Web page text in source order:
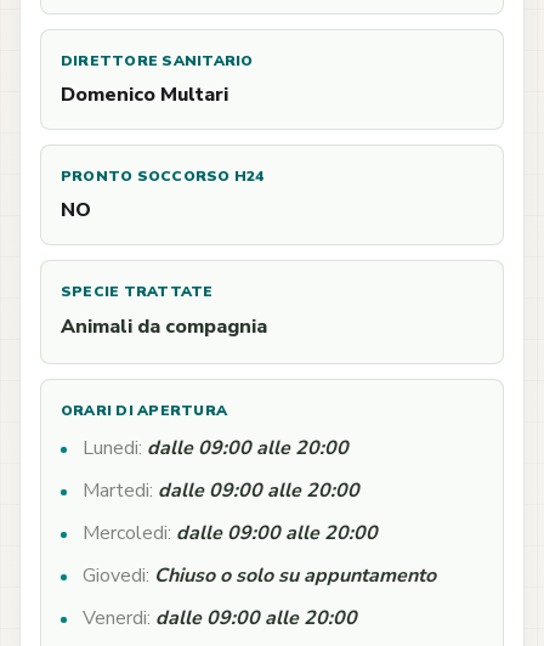
DIRETTORE SANITARIO
Domenico Multari
PRONTO SOCCORSO H24
NO
SPECIE TRATTATE
Animali da compagnia
ORARI DI APERTURA
Lunedi: dalle 09:00 alle 20:00
Martedi: dalle 09:00 alle 20:00
Mercoledi: dalle 09:00 alle 20:00
Giovedi: Chiuso o solo su appuntamento
Venerdi: dalle 09:00 alle 20:00